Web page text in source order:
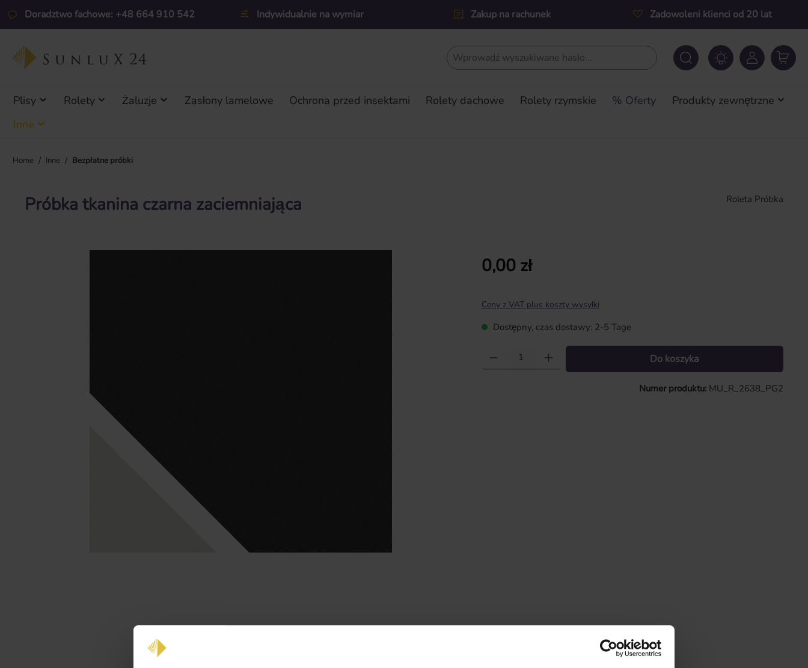
do głównej zawartości
Przejdź do wyszukiwania
Przejdź do głównej nawigacji
Doradztwo fachowe: +48 664 910 542 Indywidualnie na wymiar Zakup na rachunek Zadowoleni klienci od 20 lat
Plisy Rolety Żaluzje Zasłony lamelowe Ochrona przed insektami Rolety dachowe Rolety rzymskie % Oferty
Produkty zewnętrzne
Inne
Home / Inne / Bezpłatne próbki
Próbka tkanina czarna zaciemniająca Roleta Próbka
Cena regularna:
0,00 zł
Ceny z VAT plus koszty wysyłki
Dostępny, czas dostawy: 2-5 Tage
Ilość produktu: Wprowadź żądaną ilość lub użyj przycisków, aby zwiększyć lub
Do koszyka
Numer produktu: MU_R_2638_PG2